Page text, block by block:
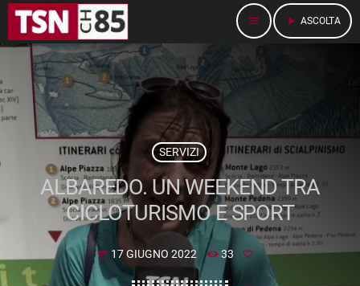
menu play_arrow ASCOLTA
SERVIZI
ALBAREDO. UN WEEKEND TRA
CICLOTURISMO E SPORT
today 17 GIUGNO 2022 33